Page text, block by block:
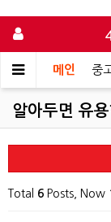
메인 중
알아두면 유
Total 6 Posts, Now 1